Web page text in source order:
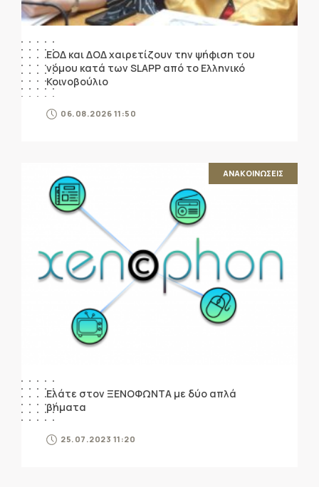
ΕΟΔ και ΔΟΔ χαιρετίζουν την ψήφιση του
νόμου κατά των SLAPP από το Ελληνικό
Κοινοβούλιο
06.08.2026 11:50
ΑΝΑΚΟΙΝΩΣΕΙΣ
Ελάτε στον ΞΕΝΟΦΩΝΤΑ με δύο απλά
βήματα
25.07.2023 11:20